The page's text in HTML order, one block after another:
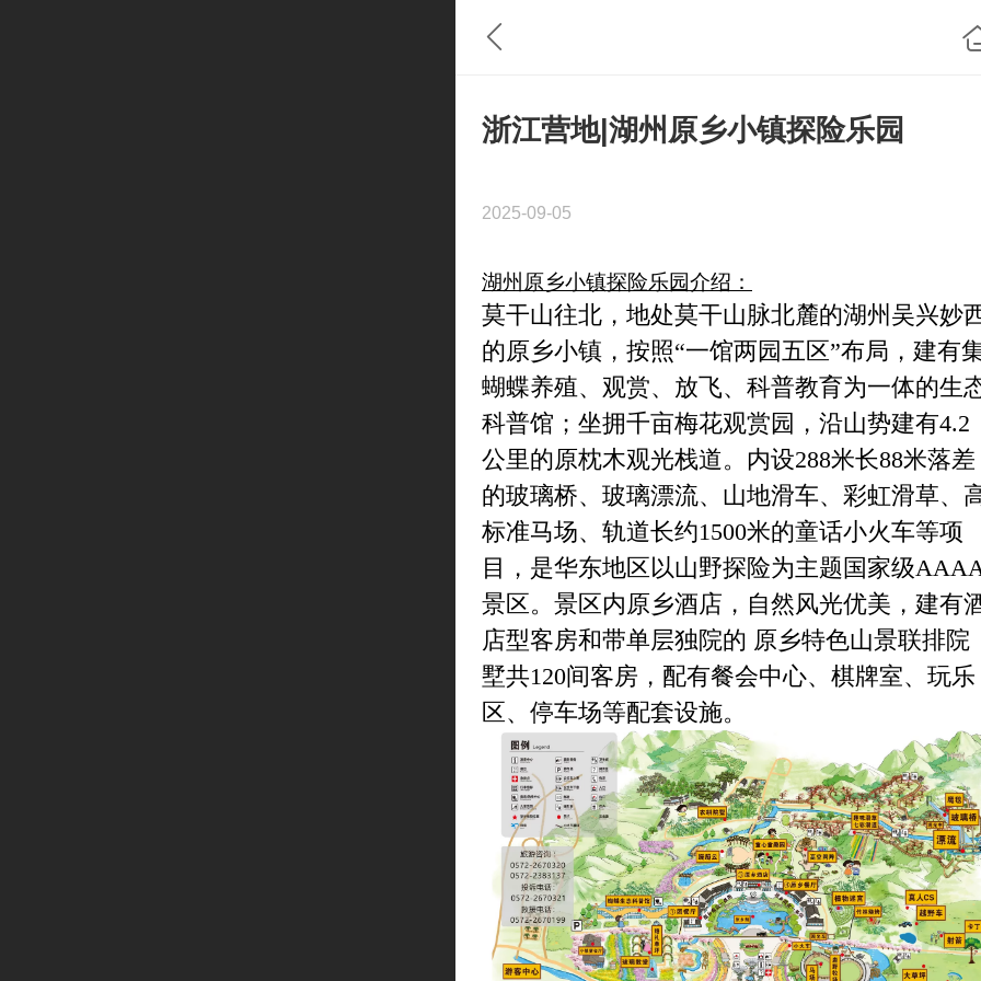
浙江营地|湖州原乡小镇探险乐园
2025-09-05
湖州原乡小镇探险乐园介绍：
莫干山往北，地处莫干山脉北麓的湖州吴兴妙
的原乡小镇，按照“一馆两园五区”布局，建有
蝴蝶养殖、观赏、放飞、科普教育为一体的生
科普馆；坐拥千亩梅花观赏园，沿山势建有4.2
公里的原枕木观光栈道。内设288米长88米落差
的玻璃桥、玻璃漂流、山地滑车、 彩虹滑草、
标准马场、轨道长约1500米的童话小火车等项
目，是华东地区以山野探险为主题国家级
景区。景区内原乡酒店，自然风光优美，建有
店型客房和带单层独院的 原乡特色山景联排院
墅共120间客房，配有餐会中心、棋牌室、玩乐
区、停车场等配套设施。